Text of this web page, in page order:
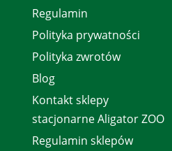
Regulamin
Polityka prywatności
Polityka zwrotów
Blog
Kontakt sklepy
stacjonarne Aligator ZOO
Regulamin sklepów